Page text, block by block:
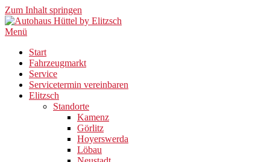
Zum Inhalt springen
Menü
Start
Fahrzeugmarkt
Service
Servicetermin vereinbaren
Elitzsch
Standorte
Kamenz
Görlitz
Hoyerswerda
Löbau